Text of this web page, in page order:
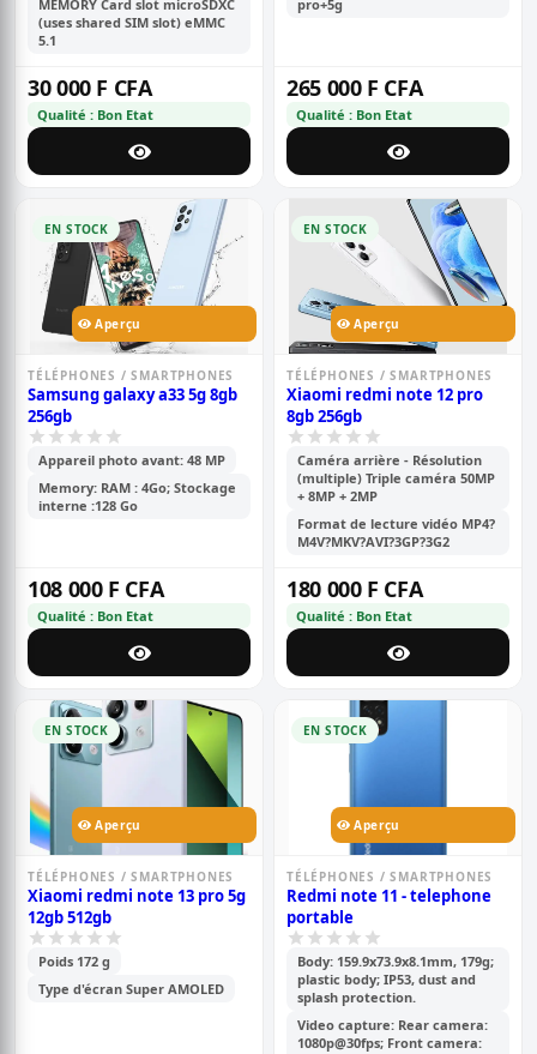
MEMORY Card slot microSDXC
(uses shared SIM slot) eMMC
5.1
30 000 F CFA
Qualité : Bon Etat
pro+5g
265 000 F CFA
Qualité : Bon Etat
EN STOCK
Aperçu
TÉLÉPHONES / SMARTPHONES
Samsung galaxy a33 5g 8gb
256gb
Appareil photo avant: 48 MP
Memory: RAM : 4Go; Stockage
interne :128 Go
108 000 F CFA
Qualité : Bon Etat
EN STOCK
Aperçu
TÉLÉPHONES / SMARTPHONES
Xiaomi redmi note 12 pro
8gb 256gb
Caméra arrière - Résolution
(multiple) Triple caméra 50MP
+ 8MP + 2MP
Format de lecture vidéo MP4?
M4V?MKV?AVI?3GP?3G2
180 000 F CFA
Qualité : Bon Etat
EN STOCK
Aperçu
TÉLÉPHONES / SMARTPHONES
Xiaomi redmi note 13 pro 5g
12gb 512gb
Poids 172 g
Type d'écran Super AMOLED
EN STOCK
Aperçu
TÉLÉPHONES / SMARTPHONES
Redmi note 11 - telephone
portable
Body: 159.9x73.9x8.1mm, 179g;
plastic body; IP53, dust and
splash protection.
Video capture: Rear camera:
1080p@30fps; Front camera: